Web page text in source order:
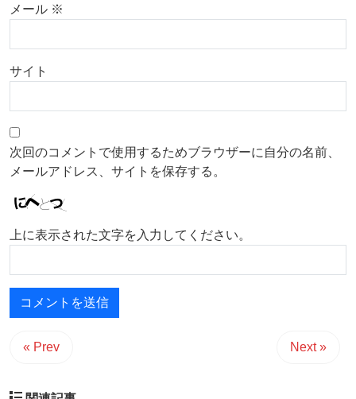
メール ※
サイト
次回のコメントで使用するためブラウザーに自分の名前、
メールアドレス、サイトを保存する。
上に表示された文字を入力してください。
« Prev Next »